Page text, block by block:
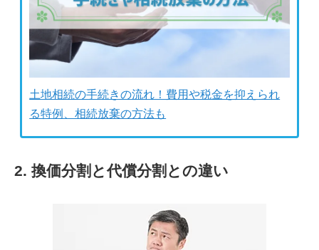
土地相続の手続きの流れ！費用や税金を抑えられ
る特例、相続放棄の方法も
2. 換価分割と代償分割との違い